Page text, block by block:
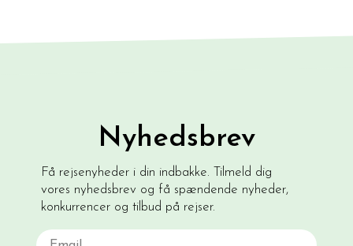
Nyhedsbrev
Få rejsenyheder i din indbakke. Tilmeld dig
vores nyhedsbrev og få spændende nyheder,
konkurrencer og tilbud på rejser.
Email